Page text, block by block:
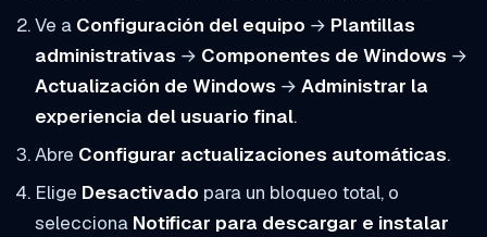
Ve a Configuración del equipo → Plantillas
administrativas → Componentes de Windows →
Actualización de Windows → Administrar la
experiencia del usuario final.
Abre Configurar actualizaciones automáticas.
Elige Desactivado para un bloqueo total, o
selecciona Notificar para descargar e instalar